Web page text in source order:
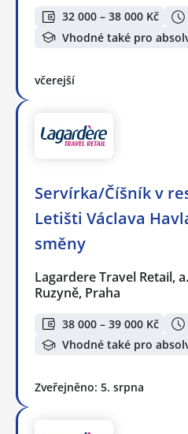
32 000 – 38 000 Kč
Vhodné také pro
včerejší
Servírka/Číšník v
Letišti Václava
směny
Lagardere Travel Retail,
Ruzyně, Praha
38 000 – 39 000 Kč
Vhodné také pro
Zveřejněno: 5. srpna